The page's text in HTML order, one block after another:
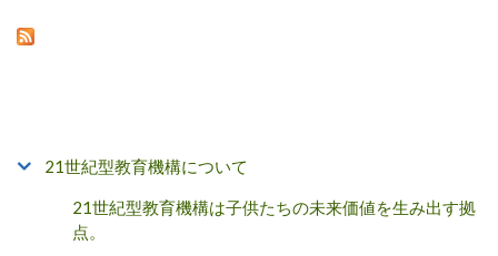
21世紀型教育機構について
21世紀型教育機構は子供たちの未来価値を生み出す拠
点。